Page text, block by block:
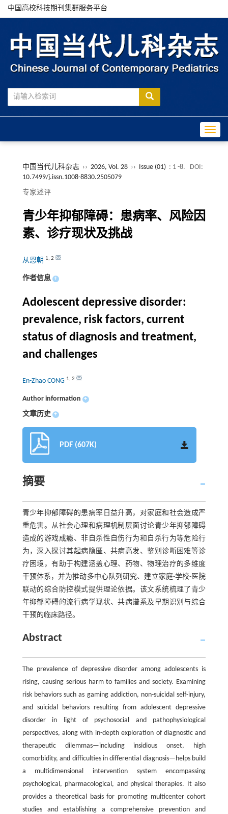
中国高校科技期刊集群服务平台
中国当代儿科杂志 ›› 2026, Vol. 28 ›› Issue (01) : 1 -8.
DOI:
10.7499/j.issn.1008-8830.2505079
专家述评
青少年抑郁障碍：患病率、风险因
素、诊疗现状及挑战
从恩朝 1, 2
作者信息 +
Adolescent depressive disorder:
prevalence, risk factors, current
status of diagnosis and treatment,
and challenges
En-Zhao CONG 1, 2
Author information +
文章历史 +
PDF (607K)
摘要
青少年抑郁障碍的患病率日益升高，对家庭和社会造成严
重危害。从社会心理和病理机制层面讨论青少年抑郁障碍
造成的游戏成瘾、非自杀性自伤行为和自杀行为等危险行
为，深入探讨其起病隐匿、共病高发、鉴别诊断困难等诊
疗困境，有助于构建涵盖心理、药物、物理治疗的多维度
干预体系，并为推动多中心队列研究、建立家庭-学校-医院
联动的综合防控模式提供理论依据。该文系统梳理了青少
年抑郁障碍的流行病学现状、共病谱系及早期识别与综合
干预的临床路径。
Abstract
The prevalence of depressive disorder among adolescents is
rising, causing serious harm to families and society. Examining
risk behaviors such as gaming addiction, non-suicidal self-injury,
and suicidal behaviors resulting from adolescent depressive
disorder in light of psychosocial and pathophysiological
perspectives, along with in-depth exploration of diagnostic and
therapeutic dilemmas—including insidious onset, high
comorbidity, and difficulties in differential diagnosis—helps build
a multidimensional intervention system encompassing
psychological, pharmacological, and physical therapies. It also
provides a theoretical basis for promoting multicenter cohort
studies and establishing a comprehensive prevention and